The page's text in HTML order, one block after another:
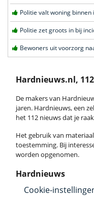
Hardnieuws.nl,
De makers van
jaren. Hardnieuws, een
het 112 nieuws dat je
Het gebruik van
toestemming. Bij
worden opgenomen.
Hardnieuws
Cookie-